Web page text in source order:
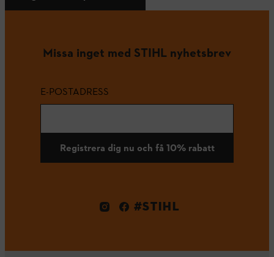
Missa inget med STIHL nyhetsbrev
E-POSTADRESS
Registrera dig nu och få 10% rabatt
#STIHL